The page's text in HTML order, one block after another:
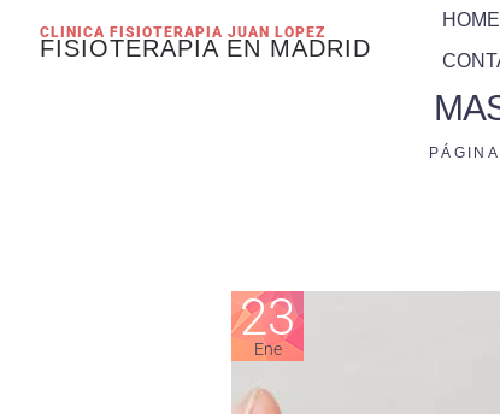
CLINICA FISIOTERAPIA JUAN LOPEZ
FISIOTERAPIA EN MADRID
HOME
23
Ene